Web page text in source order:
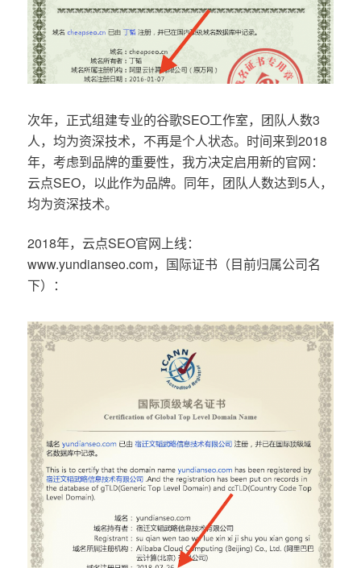
次年，正式组建专业的谷歌SEO工作室，团队人数3
人，均为资深技术，不再是个人状态。时间来到2018
年，考虑到品牌的重要性，我方决定启用新的官网：
云点SEO，以此作为品牌。同年，团队人数达到5人，
均为资深技术。
2018年，云点SEO官网上线：
www.yundianseo.com，国际证书（目前归属公司名
下）：